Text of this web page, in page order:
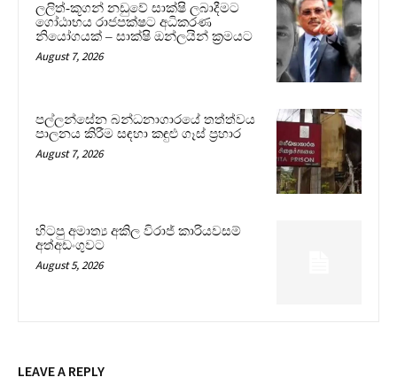
ලලිත්-කූගන් නඩුවේ සාක්ෂි ලබාදීමට
ගෝඨාභය රාජපක්ෂට අධිකරණ
නියෝගයක් – සාක්ෂි ඔන්ලයින් ක්‍රමයට
August 7, 2026
පල්ලන්සේන බන්ධනාගාරයේ තත්ත්වය
පාලනය කිරීම සඳහා කඳුළු ගෑස් ප්‍රහාර
August 7, 2026
හිටපු අමාත්‍ය අකිල විරාජ් කාරියවසම්
අත්අඩංගුවට
August 5, 2026
LEAVE A REPLY